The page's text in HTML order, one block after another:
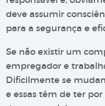
deve assumir
para a segurança e
Se não existir um
empregador e
Dificilmente se
e essas têm de ter